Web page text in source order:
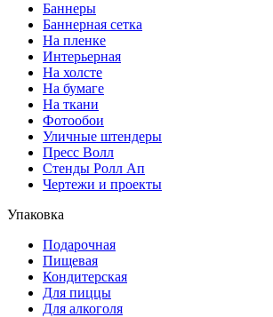
Баннеры
Баннерная сетка
На пленке
Интерьерная
На холсте
На бумаге
На ткани
Фотообои
Уличные штендеры
Пресс Волл
Стенды Ролл Ап
Чертежи и проекты
Упаковка
Подарочная
Пищевая
Кондитерская
Для пиццы
Для алкоголя